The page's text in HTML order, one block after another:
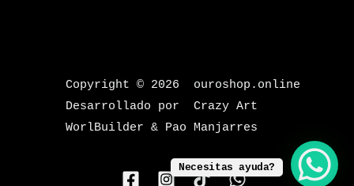
Copyright © 2026 ouroshop.online
Desarrollado por Crazy Art
WorlBuilder & Pao Manjarres
Necesitas ayuda?